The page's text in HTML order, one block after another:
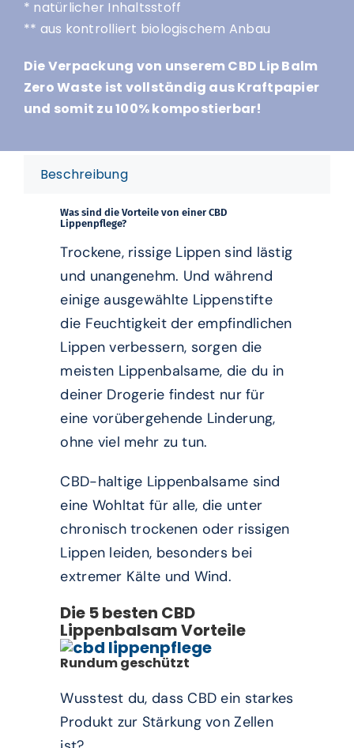
* natürlicher Inhaltsstoff
** aus kontrolliert biologischem Anbau
Die Verpackung von unserem CBD Lip Balm
Zero Waste ist vollständig aus Kraftpapier
und somit zu 100% kompostierbar!
Beschreibung
Was sind die Vorteile von einer CBD
Lippenpflege?
Trockene, rissige Lippen sind lästig
und unangenehm. Und während
einige ausgewählte Lippenstifte
die Feuchtigkeit der empfindlichen
Lippen verbessern, sorgen die
meisten Lippenbalsame, die du in
deiner Drogerie findest nur für
eine vorübergehende Linderung,
ohne viel mehr zu tun.
CBD-haltige Lippenbalsame sind
eine Wohltat für alle, die unter
chronisch trockenen oder rissigen
Lippen leiden, besonders bei
extremer Kälte und Wind.
Die 5 besten CBD
Lippenbalsam Vorteile
Rundum geschützt
Wusstest du, dass CBD ein starkes
Produkt zur Stärkung von Zellen